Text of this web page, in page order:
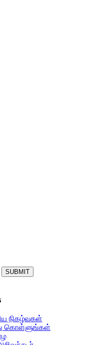
SUBMIT
நிகழ்வுகள்
கொள்ளுங்கள்